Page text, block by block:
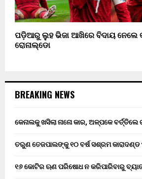
ପଡ଼ିଆରୁ ଲୁହ ଭିଜା ଆଖିରେ ବିଦାୟ
ରୋନାଲ୍ଡୋ
BREAKING NEWS
କେନାଲକୁ ଖସିଲା ନାନୋ କାର, ଅଳ୍ପକେ ବର୍ତ୍ତିଲେ
ତରୁଣ ତେଜପାଲଙ୍କୁ ୧୦ ବର୍ଷ ସଶ୍ରମ କାରାଦଣ୍ଡ
୧୬ କୋଟିର ଋଣ ପରିଷୋଧ ନ କରିପାରିବାରୁ